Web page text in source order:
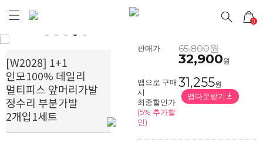
0
Next
[W2028] 1+1
인모100% 데일리
멀티피스 앞머리가발
정수리 부분가발
2개입1세트
판매가 65,800원
32,900원
앱으로 구매
시
최종할인가
(5% 추가할
인)
31,255원
앱다운받기